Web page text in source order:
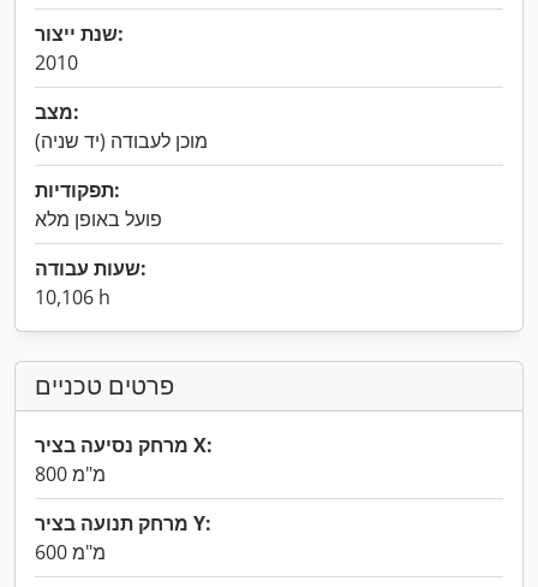
שנת ייצור:
2010
מצב:
מוכן לעבודה (יד שניה)
תפקודיות:
פועל באופן מלא
שעות עבודה:
10,106 h
פרטים טכניים
מרחק נסיעה בציר X:
800 מ"מ
מרחק תנועה בציר Y:
600 מ"מ